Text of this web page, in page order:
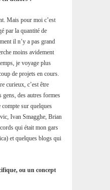
Mais pour moi c’est
par la quantité de
il n’y a pas grand
moins avidement
je voyage plus
de projets en cours.
curieux, c’est être
gens, des autres formes
sur quelques
Ivan Smagghe, Brian
qui était mon gars
et quelques blogs qui
ou un concept